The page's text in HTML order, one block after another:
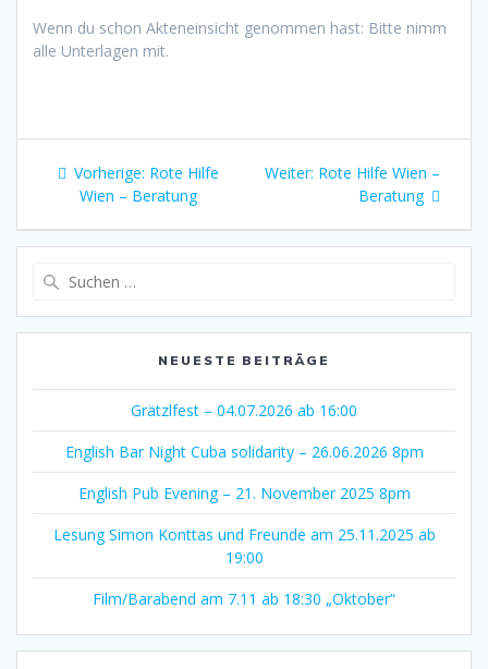
Wenn du schon Akteneinsicht genommen hast: Bitte nimm
alle Unterlagen mit.
Beitragsnavigation
Vorherige: Vorheriger
Beitrag:
Rote Hilfe
Wien – Beratung
Weiter: Nächster
Beitrag:
Rote Hilfe Wien –
Beratung
NEUESTE BEITRÄGE
Grätzlfest – 04.07.2026 ab 16:00
English Bar Night Cuba solidarity – 26.06.2026 8pm
English Pub Evening – 21. November 2025 8pm
Lesung Simon Konttas und Freunde am 25.11.2025 ab
19:00
Film/Barabend am 7.11 ab 18:30 „Oktober“